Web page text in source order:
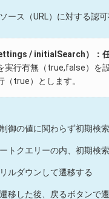
ース（URL）に対する認
/ initialSearch）：
実行有無（true,false）を
true）とします。
御の値に関わらず初期検
トクエリーの内、初期検
ルダウンして遷移する
移した後、戻るボタンで